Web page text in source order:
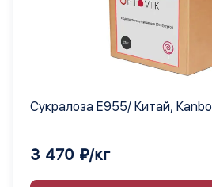
Сукралоза Е955/ Китай, Кanbo
3 470 ₽/кг